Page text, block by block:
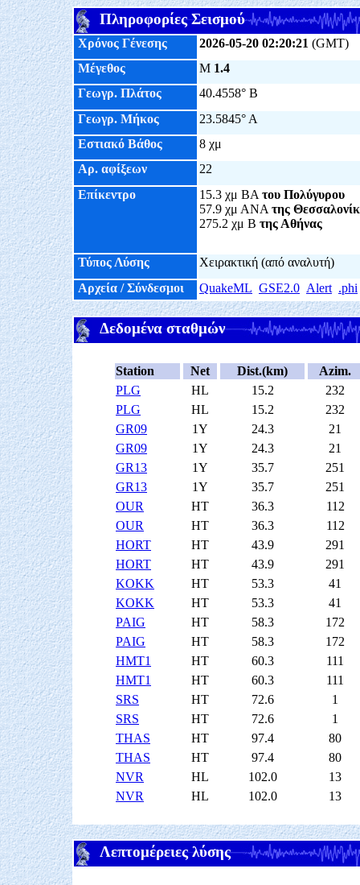
Πληροφορίες Σεισμού
Χρόνος Γένεσης 2026-05-20 02:20:21 (GMT)
Μέγεθος
M 1.4
Γεωγρ. Πλάτος
40.4558° Β
Γεωγρ. Μήκος
23.5845° Α
Εστιακό Βάθος
8 χμ
Αρ. αφίξεων
22
Επίκεντρο
15.3 χμ ΒΑ του Πολύγυρου
57.9 χμ ΑΝΑ της
275.2 χμ Β της Αθήνας
Τύπος Λύσης
Χειρακτική (από αναλυτή)
Αρχεία / Σύνδεσμοι
QuakeML GSE2.0 Alert .phi
Δεδομένα σταθμών
Station Net Dist.(km)
Azim.
PLG
HL 15.2
232
PLG
HL 15.2
232
GR09
1Y 24.3
21
GR09
1Y 24.3
21
GR13
1Y 35.7
251
GR13
1Y 35.7
251
OUR
HT 36.3
112
OUR
HT 36.3
112
HORT
HT 43.9
291
HORT
HT 43.9
291
KOKK
HT 53.3
41
KOKK
HT 53.3
41
PAIG
HT 58.3
172
PAIG
HT 58.3
172
HMT1
HT 60.3
111
HMT1
HT 60.3
111
SRS
HT 72.6
1
SRS
HT 72.6
1
THAS
HT 97.4
80
THAS
HT 97.4
80
NVR
HL 102.0
13
NVR
HL 102.0 13
Λεπτομέρειες λύσης